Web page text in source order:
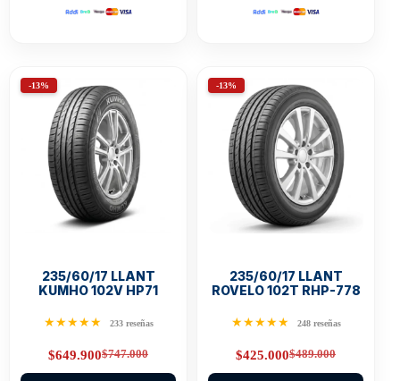
-13%
235/60/17 LLANT
KUMHO 102V HP71
★★★★★ 233 reseñas
$747.000
Original
price
$649.900Current
price
-13%
235/60/17 LLANT
ROVELO 102T RHP-778
★★★★★ 248 reseñas
$489.000
Original
price
$425.000Current
price